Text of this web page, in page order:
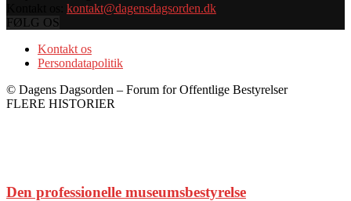
kontakt@dagensdagsorden.dk
FØLG OS
Kontakt os
Persondatapolitik
© Dagens Dagsorden – Forum for Offentlige Bestyrelser
FLERE HISTORIER
Den professionelle museumsbestyrelse